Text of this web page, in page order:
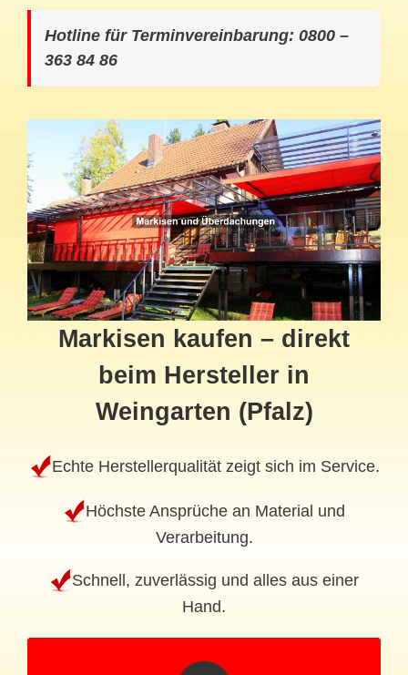
Hotline für Terminvereinbarung: 0800 –
363 84 86
Markisen kaufen – direkt
beim Hersteller in
Weingarten (Pfalz)
Echte Herstellerqualität zeigt sich im Service.
Höchste Ansprüche an Material und
Verarbeitung.
Schnell, zuverlässig und alles aus einer
Hand.